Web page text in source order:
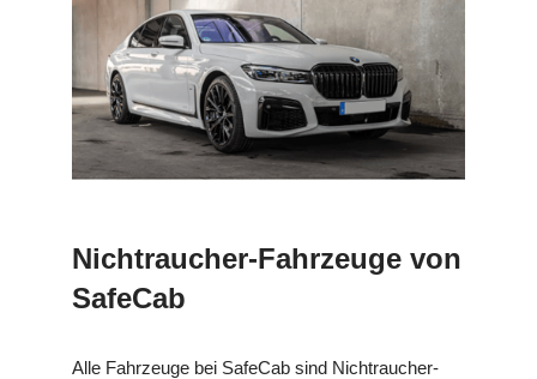
Nichtraucher-Fahrzeuge von
SafeCab
Alle Fahrzeuge bei SafeCab sind Nichtraucher-